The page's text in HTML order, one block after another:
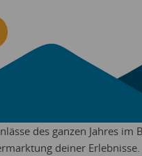
des ganzen Jahres im
deiner